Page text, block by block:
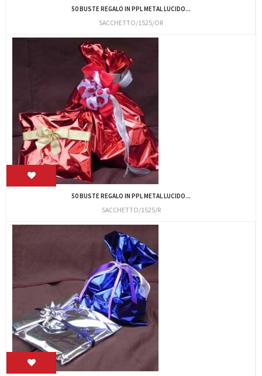
50 BUSTE REGALO IN PPL METAL LUCIDO...
SACCHETTO/1525/OR
50 BUSTE REGALO IN PPL METAL LUCIDO...
SACCHETTO/1525/R